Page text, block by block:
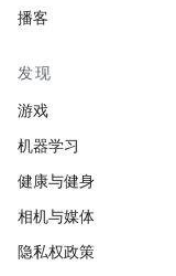
播客
发现
游戏
机器学习
健康与健身
相机与媒体
隐私权政策